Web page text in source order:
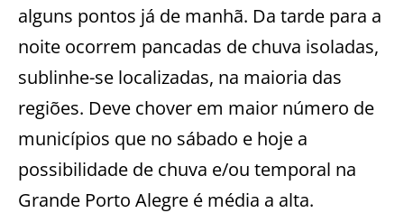
alguns pontos já de manhã. Da tarde para a
noite ocorrem pancadas de chuva isoladas,
sublinhe-se localizadas, na maioria das
regiões. Deve chover em maior número de
municípios que no sábado e hoje a
possibilidade de chuva e/ou temporal na
Grande Porto Alegre é média a alta.